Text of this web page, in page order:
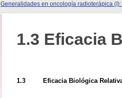
Generalidades en oncología radioterápica
1.3 Eficacia
1.3 Eficacia Biológica